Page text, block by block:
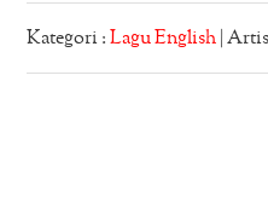
Kategori :Lagu English |